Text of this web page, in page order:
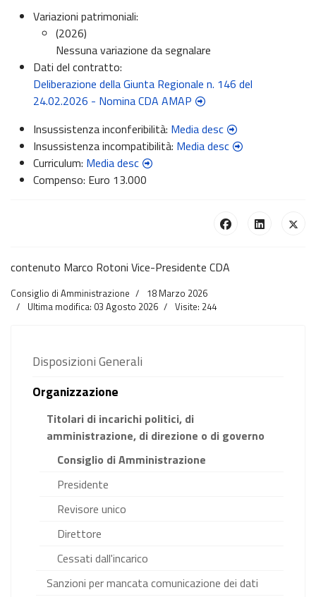
Variazioni patrimoniali:
(2026)
Nessuna variazione da segnalare
Dati del contratto:
Deliberazione della Giunta Regionale n. 146 del
24.02.2026 - Nomina CDA AMAP
Insussistenza inconferibilità: Media desc
Insussistenza incompatibilità: Media desc
Curriculum: Media desc
Compenso: Euro 13.000
contenuto Marco Rotoni Vice-Presidente CDA
Consiglio di Amministrazione
18 Marzo 2026
Ultima modifica: 03 Agosto 2026
Visite: 244
Disposizioni Generali
Organizzazione
Titolari di incarichi politici, di
amministrazione, di direzione o di governo
Consiglio di Amministrazione
Presidente
Revisore unico
Direttore
Cessati dall'incarico
Sanzioni per mancata comunicazione dei dati